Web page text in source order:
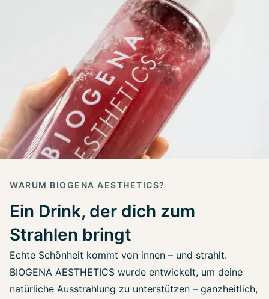
WARUM BIOGENA AESTHETICS?
Ein Drink, der dich zum
Strahlen bringt
Echte Schönheit kommt von innen – und strahlt.
BIOGENA AESTHETICS wurde entwickelt, um deine
natürliche Ausstrahlung zu unterstützen – ganzheitlich,